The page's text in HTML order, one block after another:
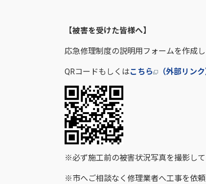
【被害を受けた皆様へ】
応急修理制度の説明用フォームを作成し
QRコードもしくはこちら （外部リンク
※必ず施工前の被害状況写真を撮影し
※市へご相談なく修理業者へ工事を依